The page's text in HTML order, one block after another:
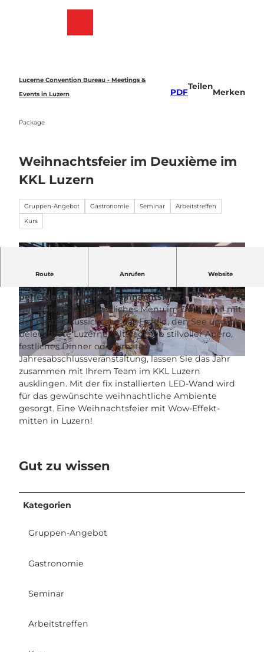
Lucerne Convention Bureau - Meetings &
Events in Luzern
Package
PDF
Teilen
Merken
Weihnachtsfeier im Deuxième im
KKL Luzern
Gruppen-Angebot Gastronomie Seminar
Arbeitstreffen
Kurs
© Janmaat, KKL Luzern |CC-BY-NC-ND
Route Anrufen Website
Lichterglanz, Panoramablick und modernste
Ausstattung: Das Deuxième im KKL Luzern ist der
perfekte Ort für Ihre Weihnachtsfeier.
Geniessen Sie ein festliches Menu im Deuxième mit
der besten Aussicht auf das Eisfeld, den See und die
beleuchtete Luzerner Altstadt. Ob stilvoller Apéro,
festliches Dinner oder kreative
Jahresabschlussveranstaltung, lassen Sie das Jahr
zusammen mit Ihrem Team im KKL Luzern
ausklingen. Mit der fix installierten LED-Wand wird
für das gewünschte weihnachtliche Ambiente
gesorgt. Eine Weihnachtsfeier mit Wow-Effekt-
mitten in Luzern!
Gut zu wissen
Kategorien
Gruppen-Angebot
Gastronomie
Seminar
Arbeitstreffen